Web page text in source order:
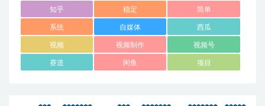
知乎 稳定 简单
系统 自媒体 西瓜
视频 视频制作 视频号
赛道 闲鱼 项目